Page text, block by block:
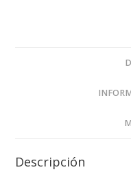
Descripción